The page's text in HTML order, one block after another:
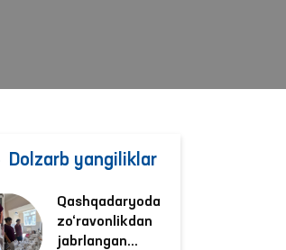
Dolzarb yangiliklar
Qashqadaryoda
zo‘ravonlikdan
jabrlangan